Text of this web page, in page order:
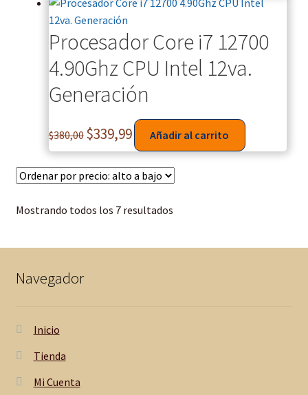
Procesador Core i7 12700
4.90Ghz CPU Intel 12va.
Generación
$380,00 $339,99 Añadir al carrito
Mostrando todos los 7 resultados
Navegador
Inicio
Tienda
Mi Cuenta